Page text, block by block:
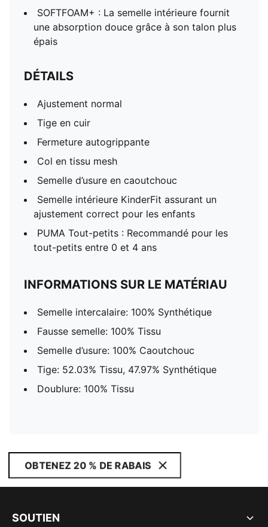
SOFTFOAM+ : La semelle intérieure fournit
une absorption douce grâce à son talon plus
épais
DÉTAILS
Ajustement normal
Tige en cuir
Fermeture autogrippante
Col en tissu mesh
Semelle d’usure en caoutchouc
Semelle intérieure KinderFit assurant un
ajustement correct pour les enfants
PUMA Tout-petits : Recommandé pour les
tout-petits entre 0 et 4 ans
INFORMATIONS SUR LE MATÉRIAU
Semelle intercalaire: 100% Synthétique
Fausse semelle: 100% Tissu
Semelle d’usure: 100% Caoutchouc
Tige: 52.03% Tissu, 47.97% Synthétique
Doublure: 100% Tissu
OBTENEZ 20 % DE RABAIS
SOUTIEN